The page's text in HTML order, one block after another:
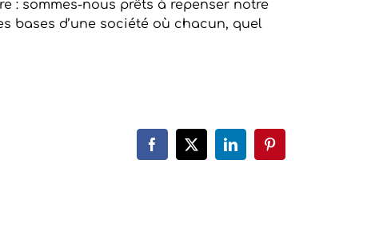
: sommes-nous prêts à repenser notre
bases d’une société où chacun, quel
Facebook
X LinkedInPinterest